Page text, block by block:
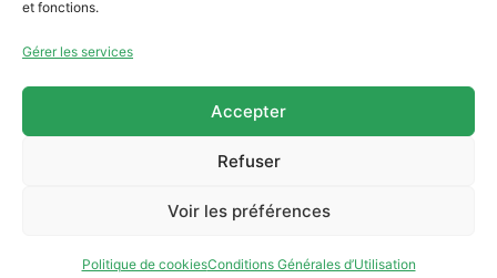
et fonctions.
Gérer les services
Accepter
Refuser
Voir les préférences
Politique de cookiesConditions Générales d’Utilisation
NL